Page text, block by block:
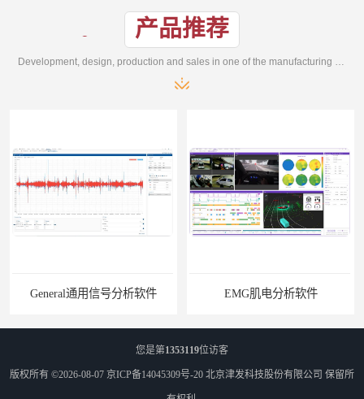
产品推荐
General通用信号分析软件 EMG肌电分析软件
您是第1353119位访客
版权所有 ©2026-08-07 京ICP备14045309号-20 北京津发科技股份有限公司 保留所